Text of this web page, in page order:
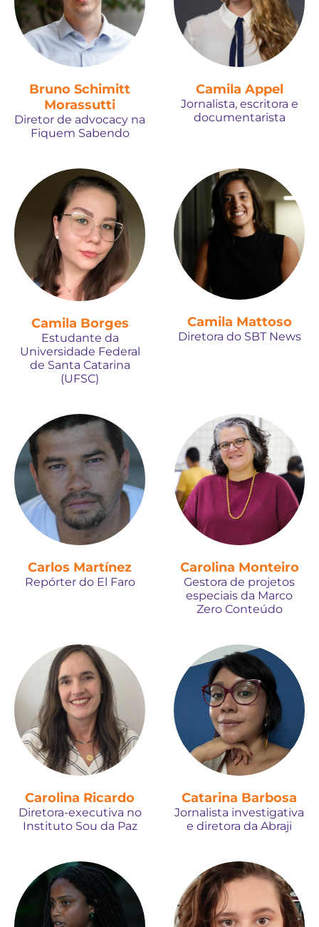
Bruno Schimitt
Morassutti
Diretor de advocacy na
Fiquem Sabendo
Camila Appel
Jornalista, escritora e
documentarista
Camila Borges
Estudante da
Universidade Federal
de Santa Catarina
(UFSC)
Camila Mattoso
Diretora do SBT News
Carlos Martínez
Repórter do El Faro
Carolina Monteiro
Gestora de projetos
especiais da Marco
Zero Conteúdo
Carolina Ricardo
Diretora-executiva no
Instituto Sou da Paz
Catarina Barbosa
Jornalista investigativa
e diretora da Abraji